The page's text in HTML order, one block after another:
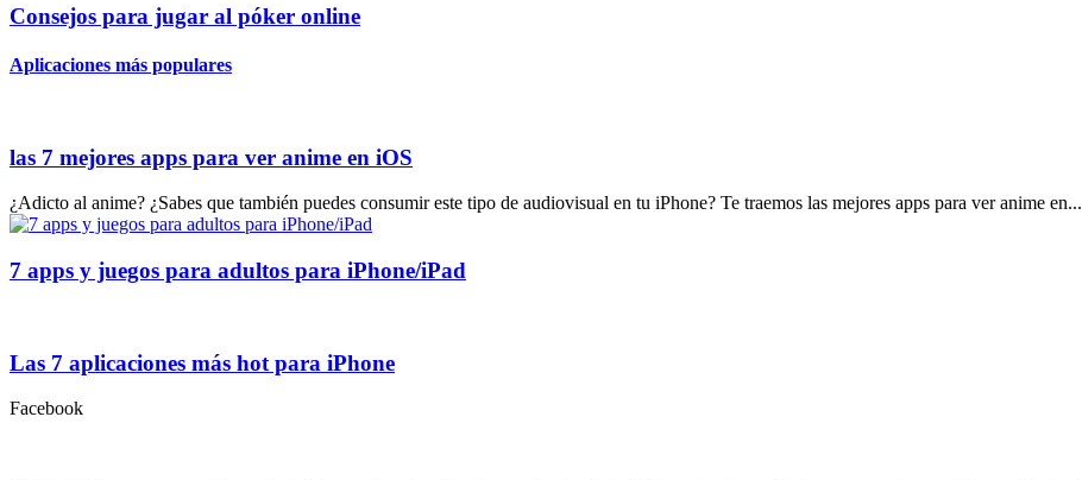
Consejos para jugar al póker online
Aplicaciones más populares
las 7 mejores apps para ver anime en iOS
¿Adicto al anime? ¿Sabes que también puedes consumir este tipo de audiovisual en tu iPhone? Te traemos las mejores apps para ver anime en...
7 apps y juegos para adultos para iPhone/iPad
Las 7 aplicaciones más hot para iPhone
Facebook